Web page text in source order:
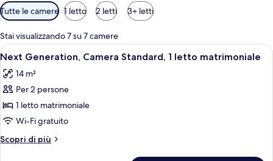
Filtri
disponibili
per
le
camere
Tutte le camere 1 letto 2 letti 3+ letti
Stai visualizzando 7 su 7 camere
Apri
tutte
le
foto
per
Next
Generation,
Camera
Camera d'albergo con un letto
12
Next Generation, Camera Standard, 1 letto matrimoniale
14 m²
Per 2 persone
1 letto matrimoniale
Wi-Fi gratuito
Scopri di più
Altri